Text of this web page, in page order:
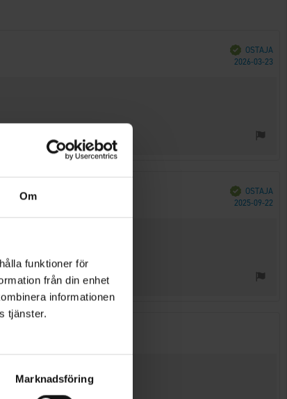
Om
funktioner för
från din enhet
informationen
tjänster.
Marknadsföring
Vahvistettu
OSTAJA
2026-03-23
Vahvistettu
OSTAJA
2025-09-22